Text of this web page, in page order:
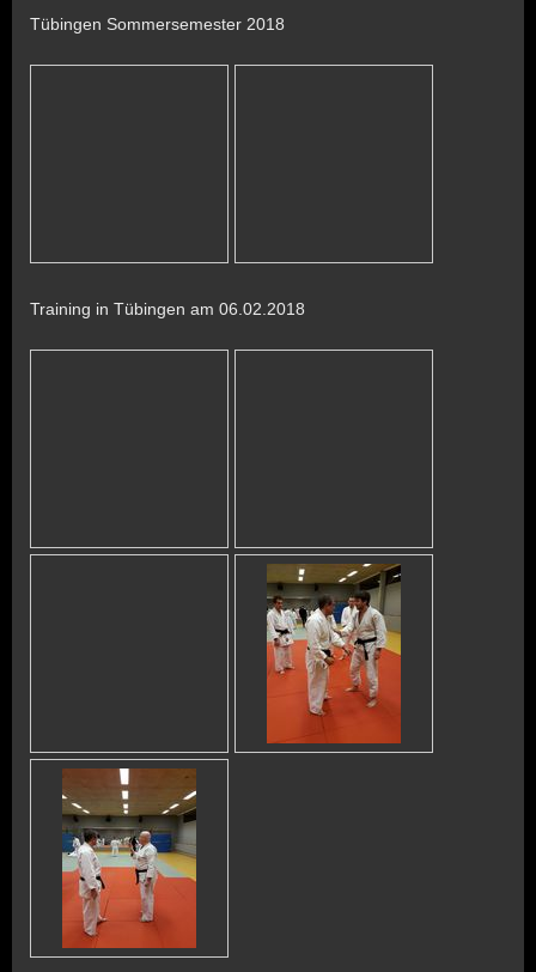
Tübingen Sommersemester 2018
Training in Tübingen am 06.02.2018